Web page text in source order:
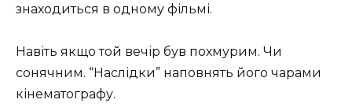
знаходиться в одному фільмі.
Навіть якщо той вечір був похмурим. Чи
сонячним. “Наслідки” наповнять його чарами
кінематографу.